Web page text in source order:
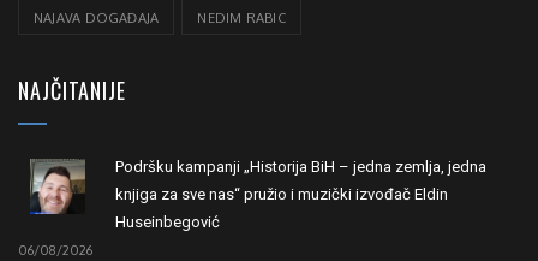
NAJAVA DOGAĐAJA NEDIM RABIC
NAJČITANIJE
Podršku kampanji „Historija BiH – jedna zemlja, jedna
knjiga za sve nas“ pružio i muzički izvođač Eldin
Huseinbegović
06/08/2026